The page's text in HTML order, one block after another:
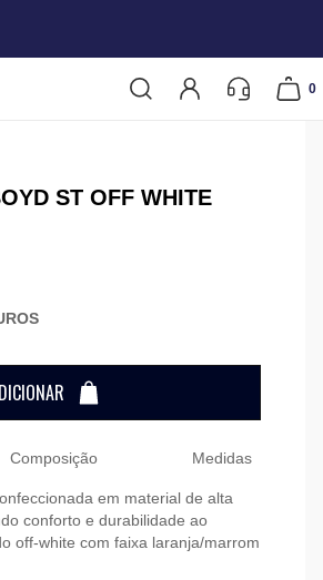
0
ST OFF WHITE
Composição Medidas
em material de alta
conforto e durabilidade ao
off-white com faixa laranja/marrom